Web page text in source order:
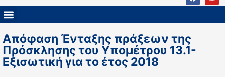
Απόφαση Ένταξης πράξεων της
Πρόσκλησης του Υπομέτρου 13.1-
Εξισωτική για το έτος 2018